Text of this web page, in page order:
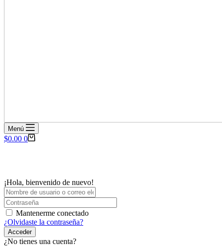
Menú
Carro
$0.00 0
¡Hola, bienvenido de nuevo!
Mantenerme conectado
¿Olvidaste la contraseña?
Acceder
¿No tienes una cuenta?